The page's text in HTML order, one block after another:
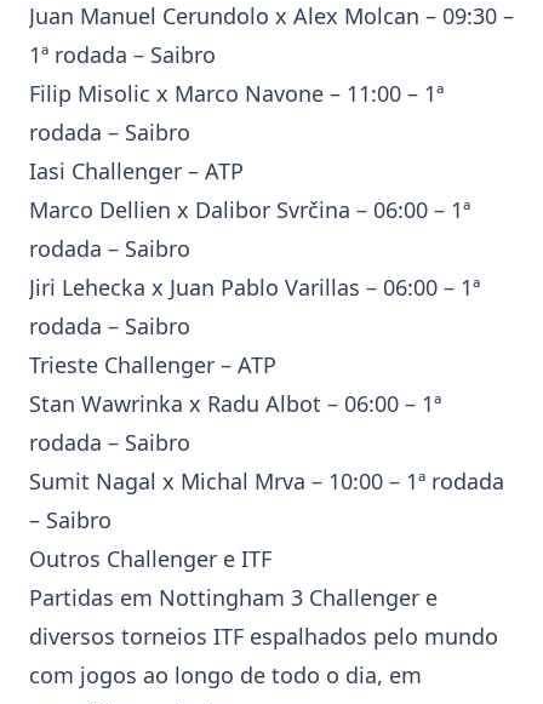
Juan Manuel Cerundolo x Alex Molcan – 09:30 –
1ª rodada – Saibro
Filip Misolic x Marco Navone – 11:00 – 1ª
rodada – Saibro
Iasi Challenger – ATP
Marco Dellien x Dalibor Svrčina – 06:00 – 1ª
rodada – Saibro
Jiri Lehecka x Juan Pablo Varillas – 06:00 – 1ª
rodada – Saibro
Trieste Challenger – ATP
Stan Wawrinka x Radu Albot – 06:00 – 1ª
rodada – Saibro
Sumit Nagal x Michal Mrva – 10:00 – 1ª rodada
– Saibro
Outros Challenger e ITF
Partidas em Nottingham 3 Challenger e
diversos torneios ITF espalhados pelo mundo
com jogos ao longo de todo o dia, em